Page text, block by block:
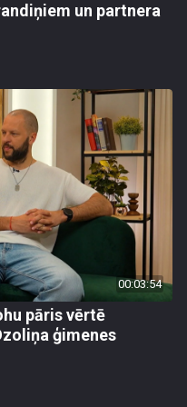
un partnera
00:03:54
pāris vērtē
ģimenes